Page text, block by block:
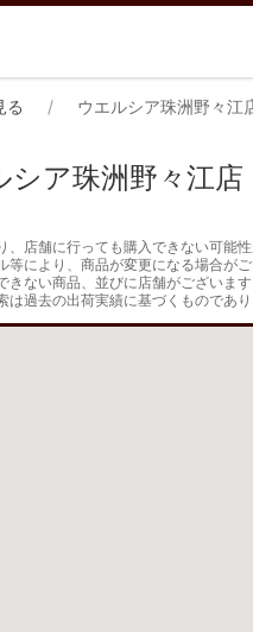
る ウエルシア珠洲野々江
シア珠洲野々江店
、店舗に行っても購入できない可能
等により、商品が変更になる場合が
きない商品、並びに店舗がございます
は過去の出荷実績に基づくものであ